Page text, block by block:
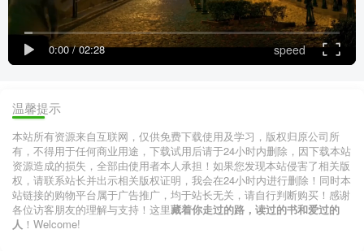
0:00/02:28 speed
温馨提示
本站所有资源来自互联网，仅供免费下载使用及学习，版权归原公司所
有，不得用于任何商业用途，下载试用后请于24小时内删除，因下载本站
资源造成的损失，全部由使用者本人承担！如果您发现本站侵害了相关版
权，请联系站长并出示相关版权证明，我会在24小时内进行删除！同时本
站链接的购物平台属于广告推广，均于站长无关，请自行判断购买！感谢
各位访客朋友的理解与支持！这里藏着你走过的路，读过的书和爱过的
人 ！Welcome!